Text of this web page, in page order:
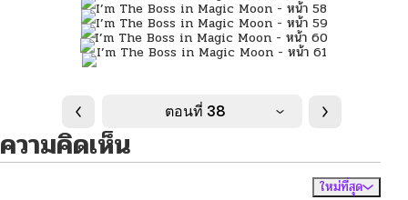
ตอนที่ 38
ความคิดเห็น
ใหม่ที่สุด